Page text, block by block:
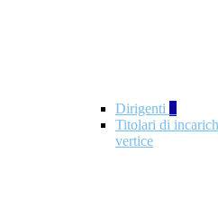
Dirigenti 1
Titolari di
vertice